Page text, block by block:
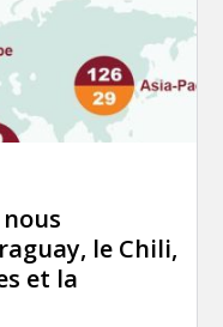
le Chili,
et la